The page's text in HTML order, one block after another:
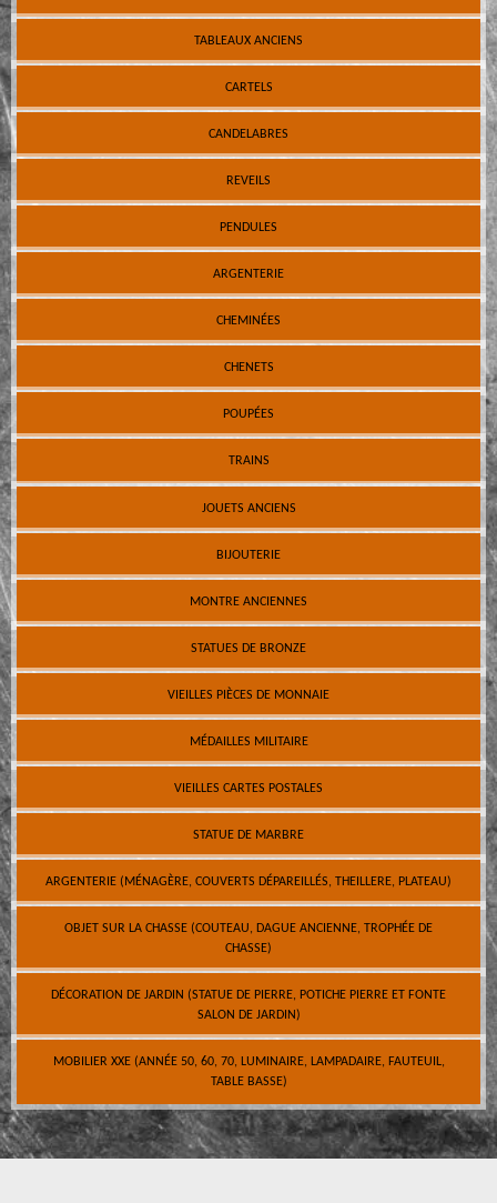
TABLEAUX ANCIENS
CARTELS
CANDELABRES
REVEILS
PENDULES
ARGENTERIE
CHEMINÉES
CHENETS
POUPÉES
TRAINS
JOUETS ANCIENS
BIJOUTERIE
MONTRE ANCIENNES
STATUES DE BRONZE
VIEILLES PIÈCES DE MONNAIE
MÉDAILLES MILITAIRE
VIEILLES CARTES POSTALES
STATUE DE MARBRE
ARGENTERIE (MÉNAGÈRE, COUVERTS DÉPAREILLÉS, THEILLERE, PLATEAU)
OBJET SUR LA CHASSE (COUTEAU, DAGUE ANCIENNE, TROPHÉE DE
CHASSE)
DÉCORATION DE JARDIN (STATUE DE PIERRE, POTICHE PIERRE ET FONTE
SALON DE JARDIN)
MOBILIER XXE (ANNÉE 50, 60, 70, LUMINAIRE, LAMPADAIRE, FAUTEUIL,
TABLE BASSE)